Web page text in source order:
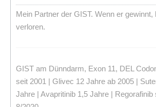
Mein Partner der GIST. Wenn er gewinnt,
verloren.
GIST am Dünndarm, Exon 11, DEL
seit 2001 | Glivec 12 Jahre ab 2005 |
Jahre | Avapritinib 1,5 Jahre | Regorafinib